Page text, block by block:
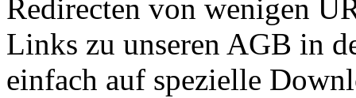
Redirecten von wenigen
Links zu unseren AGB in
einfach auf spezielle